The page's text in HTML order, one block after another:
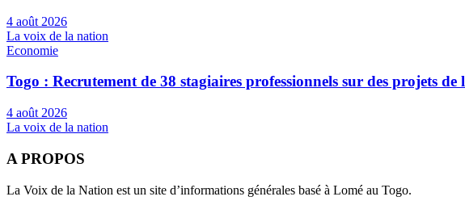
4 août 2026
La voix de la nation
Economie
Togo : Recrutement de 38 stagiaires professionnels sur des projets de
4 août 2026
La voix de la nation
A PROPOS
La Voix de la Nation est un site d’informations générales basé à Lomé au Togo.